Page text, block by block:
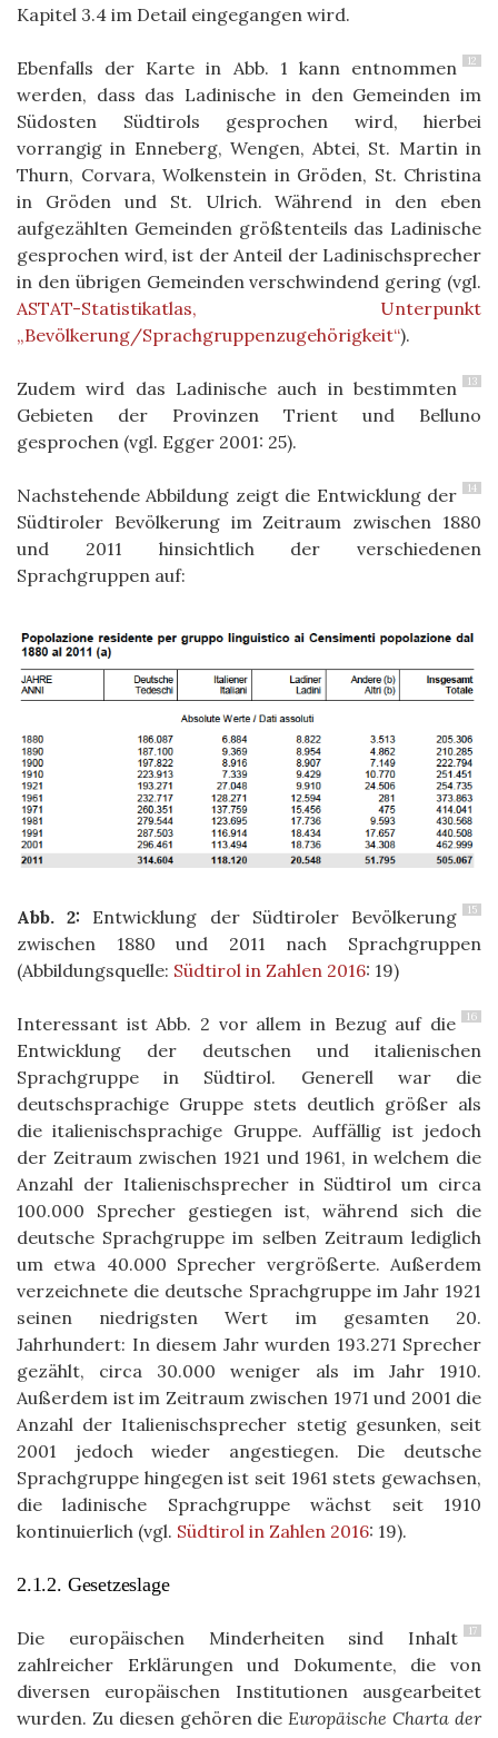
Kapitel 3.4 im Detail eingegangen wird.
12
Ebenfalls der Karte in Abb. 1 kann entnommen
werden, dass das Ladinische in den Gemeinden im
Südosten Südtirols gesprochen wird, hierbei
vorrangig in Enneberg, Wengen, Abtei, St. Martin in
Thurn, Corvara, Wolkenstein in Gröden, St. Christina
in Gröden und St. Ulrich. Während in den eben
aufgezählten Gemeinden größtenteils das Ladinische
gesprochen wird, ist der Anteil der Ladinischsprecher
in den übrigen Gemeinden verschwindend gering (vgl.
ASTAT-Statistikatlas, Unterpunkt
„Bevölkerung/Sprachgruppenzugehörigkeit“).
13
Zudem wird das Ladinische auch in bestimmten
Gebieten der Provinzen Trient und Belluno
gesprochen (vgl. Egger 2001: 25).
14
Nachstehende Abbildung zeigt die Entwicklung der
Südtiroler Bevölkerung im Zeitraum zwischen 1880
und 2011 hinsichtlich der verschiedenen
Sprachgruppen auf:
15
Abb. 2: Entwicklung der Südtiroler Bevölkerung
zwischen 1880 und 2011 nach Sprachgruppen
(Abbildungsquelle: Südtirol in Zahlen 2016: 19)
16
Interessant ist Abb. 2 vor allem in Bezug auf die
Entwicklung der deutschen und italienischen
Sprachgruppe in Südtirol. Generell war die
deutschsprachige Gruppe stets deutlich größer als
die italienischsprachige Gruppe. Auffällig ist jedoch
der Zeitraum zwischen 1921 und 1961, in welchem die
Anzahl der Italienischsprecher in Südtirol um circa
100.000 Sprecher gestiegen ist, während sich die
deutsche Sprachgruppe im selben Zeitraum lediglich
um etwa 40.000 Sprecher vergrößerte. Außerdem
verzeichnete die deutsche Sprachgruppe im Jahr 1921
seinen niedrigsten Wert im gesamten 20.
Jahrhundert: In diesem Jahr wurden 193.271 Sprecher
gezählt, circa 30.000 weniger als im Jahr 1910.
Außerdem ist im Zeitraum zwischen 1971 und 2001 die
Anzahl der Italienischsprecher stetig gesunken, seit
2001 jedoch wieder angestiegen. Die deutsche
Sprachgruppe hingegen ist seit 1961 stets gewachsen,
die ladinische Sprachgruppe wächst seit 1910
kontinuierlich (vgl. Südtirol in Zahlen 2016: 19).
2.1.2. Gesetzeslage
17
Die europäischen Minderheiten sind Inhalt
zahlreicher Erklärungen und Dokumente, die von
diversen europäischen Institutionen ausgearbeitet
wurden. Zu diesen gehören die Europäische Charta der